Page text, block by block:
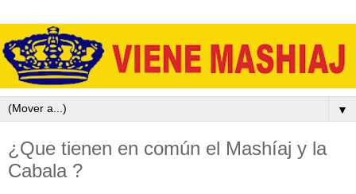
▼
¿Que tienen en común el Mashíaj y la
Cabala ?